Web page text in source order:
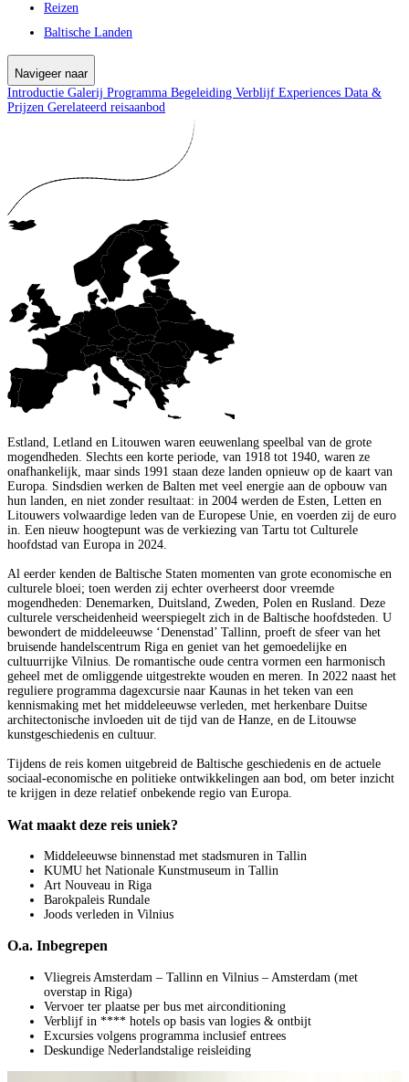
Reizen
Baltische Landen
Navigeer naar
Introductie Galerij Programma Begeleiding Verblijf Experiences Data &
Prijzen Gerelateerd reisaanbod
Estland, Letland en Litouwen waren eeuwenlang speelbal van de grote
mogendheden. Slechts een korte periode, van 1918 tot 1940, waren ze
onafhankelijk, maar sinds 1991 staan deze landen opnieuw op de kaart van
Europa. Sindsdien werken de Balten met veel energie aan de opbouw van
hun landen, en niet zonder resultaat: in 2004 werden de Esten, Letten en
Litouwers volwaardige leden van de Europese Unie, en voerden zij de euro
in. Een nieuw hoogtepunt was de verkiezing van Tartu tot Culturele
hoofdstad van Europa in 2024.
Al eerder kenden de Baltische Staten momenten van grote economische en
culturele bloei; toen werden zij echter overheerst door vreemde
mogendheden: Denemarken, Duitsland, Zweden, Polen en Rusland. Deze
culturele verscheidenheid weerspiegelt zich in de Baltische hoofdsteden. U
bewondert de middeleeuwse ‘Denenstad’ Tallinn, proeft de sfeer van het
bruisende handelscentrum Riga en geniet van het gemoedelijke en
cultuurrijke Vilnius. De romantische oude centra vormen een harmonisch
geheel met de omliggende uitgestrekte wouden en meren. In 2022 naast het
reguliere programma dagexcursie naar Kaunas in het teken van een
kennismaking met het middeleeuwse verleden, met herkenbare Duitse
architectonische invloeden uit de tijd van de Hanze, en de Litouwse
kunstgeschiedenis en cultuur.
Tijdens de reis komen uitgebreid de Baltische geschiedenis en de actuele
sociaal-economische en politieke ontwikkelingen aan bod, om beter inzicht
te krijgen in deze relatief onbekende regio van Europa.
Wat maakt deze reis uniek?
Middeleeuwse binnenstad met stadsmuren in Tallin
KUMU het Nationale Kunstmuseum in Tallin
Art Nouveau in Riga
Barokpaleis Rundale
Joods verleden in Vilnius
O.a. Inbegrepen
Vliegreis Amsterdam – Tallinn en Vilnius – Amsterdam (met
overstap in Riga)
Vervoer ter plaatse per bus met airconditioning
Verblijf in **** hotels op basis van logies & ontbijt
Excursies volgens programma inclusief entrees
Deskundige Nederlandstalige reisleiding